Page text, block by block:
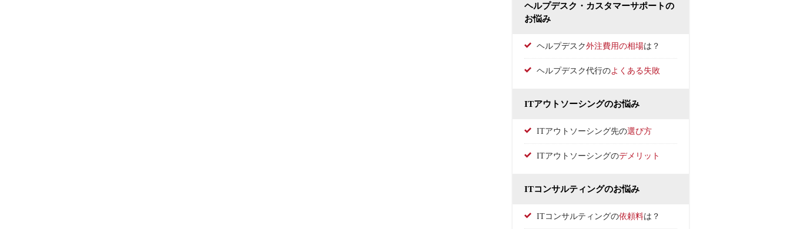
ヘルプデスク・カスタマーサポートの
お悩み
ヘルプデスク外注費用の相場は？
ヘルプデスク代行のよくある失敗
ITアウトソーシングのお悩み
ITアウトソーシング先の選び方
ITアウトソーシングのデメリット
ITコンサルティングのお悩み
ITコンサルティングの依頼料は？